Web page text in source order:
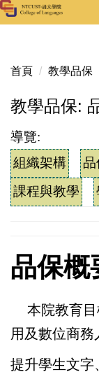
跳
到
內
區
首頁 教學品保
教學品保:
導覽:
組織架構
課程與教學
品保概
本院教育目
用及數位商務
提升學生文字